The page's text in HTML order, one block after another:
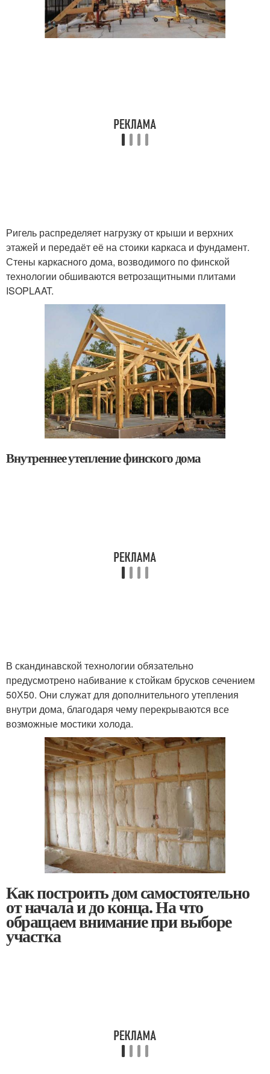
Ригель распределяет нагрузку от крыши и верхних
этажей и передаёт её на стоики каркаса и фундамент.
Стены каркасного дома, возводимого по финской
технологии обшиваются ветрозащитными плитами
ISOPLAAT.
Внутреннее утепление финского дома
В скандинавской технологии обязательно
предусмотрено набивание к стойкам брусков сечением
50Х50. Они служат для дополнительного утепления
внутри дома, благодаря чему перекрываются все
возможные мостики холода.
Как построить дом самостоятельно
от начала и до конца. На что
обращаем внимание при выборе
участка